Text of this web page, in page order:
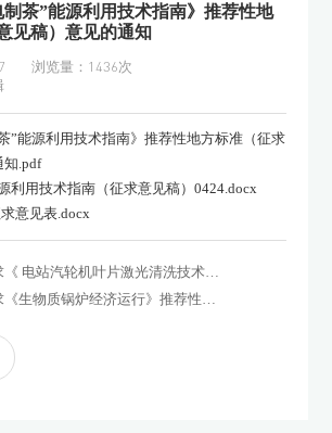
茶”能源利用技术指南》推荐性地
见稿）意见的通知
浏览量：1436次
”能源利用技术指南》推荐性地方标准（征求
知.pdf
利用技术指南（征求意见稿）0424.docx
意见表.docx
关于征求《 电站汽轮机叶片激光清洗技术导则》推荐性地方标准（征求意见稿）意见的通知
关于征求《生物质锅炉经济运行》推荐性地方标准（征求意见稿）意见的通知